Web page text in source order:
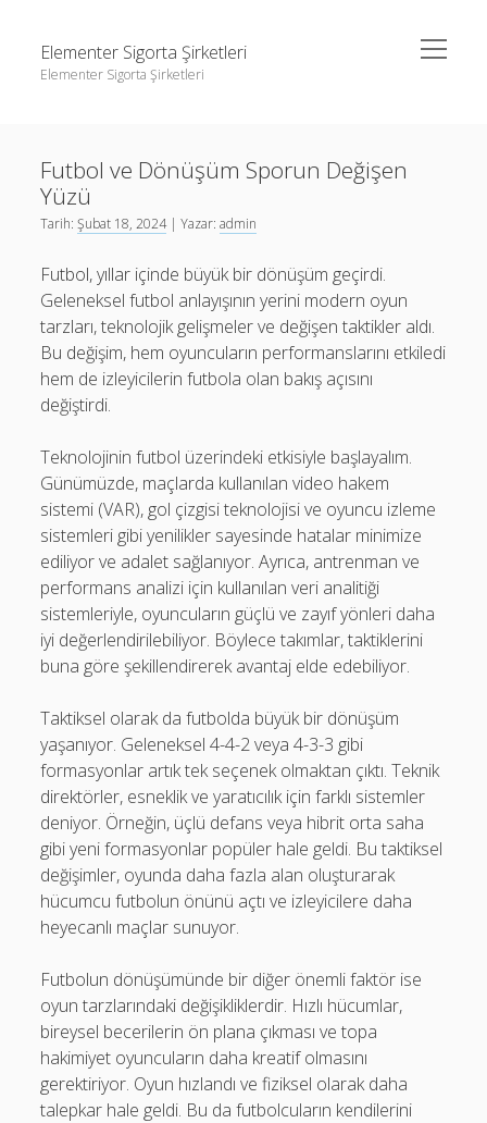
Elementer Sigorta Şirketleri
Elementer Sigorta Şirketleri
menüyü
aç
Instagram Beğeni Çoğaltma
Liste
Sayfa Listesi
gizli hesap hikaye indirme
Liste
Retweet Yükseltme Bedava
Sayfa Listesi
Futbol ve Dönüşüm Sporun Değişen
Yüzü
Tarih:Şubat 18, 2024| Yazar:admin
Futbol, yıllar içinde büyük bir dönüşüm geçirdi.
Geleneksel futbol anlayışının yerini modern oyun
tarzları, teknolojik gelişmeler ve değişen taktikler aldı.
Bu değişim, hem oyuncuların performanslarını etkiledi
hem de izleyicilerin futbola olan bakış açısını
değiştirdi.
Teknolojinin futbol üzerindeki etkisiyle başlayalım.
Günümüzde, maçlarda kullanılan video hakem
sistemi (VAR), gol çizgisi teknolojisi ve oyuncu izleme
sistemleri gibi yenilikler sayesinde hatalar minimize
ediliyor ve adalet sağlanıyor. Ayrıca, antrenman ve
performans analizi için kullanılan veri analitiği
sistemleriyle, oyuncuların güçlü ve zayıf yönleri daha
iyi değerlendirilebiliyor. Böylece takımlar, taktiklerini
buna göre şekillendirerek avantaj elde edebiliyor.
Taktiksel olarak da futbolda büyük bir dönüşüm
yaşanıyor. Geleneksel 4-4-2 veya 4-3-3 gibi
formasyonlar artık tek seçenek olmaktan çıktı. Teknik
direktörler, esneklik ve yaratıcılık için farklı sistemler
deniyor. Örneğin, üçlü defans veya hibrit orta saha
gibi yeni formasyonlar popüler hale geldi. Bu taktiksel
değişimler, oyunda daha fazla alan oluşturarak
hücumcu futbolun önünü açtı ve izleyicilere daha
heyecanlı maçlar sunuyor.
Futbolun dönüşümünde bir diğer önemli faktör ise
oyun tarzlarındaki değişikliklerdir. Hızlı hücumlar,
bireysel becerilerin ön plana çıkması ve topa
hakimiyet oyuncuların daha kreatif olmasını
gerektiriyor. Oyun hızlandı ve fiziksel olarak daha
talepkar hale geldi. Bu da futbolcuların kendilerini